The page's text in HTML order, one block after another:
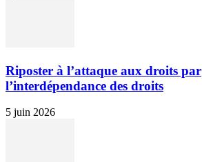
Riposter à l’attaque aux droits par
l’interdépendance des droits
5 juin 2026